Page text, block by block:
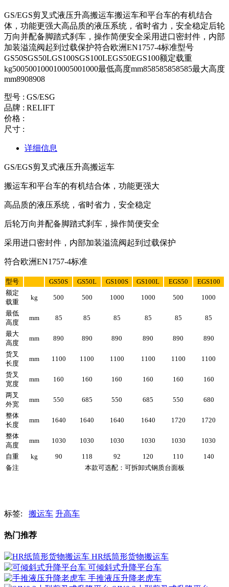
GS/EGS剪叉式液压升高搬运车搬运车和平台车的有机结合
体，功能更强大高品质的液压系统，省时省力，安全稳定后轮
万向并配备脚踏式刹车，操作简便安全采用进口密封件，内部
加装溢流阀起到过载保护符合欧洲EN1757-4标准型号
GS50SGS50LGS100SGS100LEGS50EGS100额定载重
kg500500100010005001000最低高度mm858585858585最大高度
mm8908908
型号 : GS/ESG
品牌 : RELIFT
价格 :
尺寸 :
详细信息
GS/EGS剪叉式液压升高搬运车
搬运车和平台车的有机结合体，功能更强大
高品质的液压系统，省时省力，安全稳定
后轮万向并配备脚踏式刹车，操作简便安全
采用进口密封件，内部加装溢流阀起到过载保护
符合欧洲EN1757-4标准
型号 GS50S GS50L GS100S GS100L EGS50
EGS100
额定
载重
kg 500 500 1000 1000 500 1000
最低
高度
mm 85 85 85 85 85 85
最大
高度
mm 890 890 890 890 890 890
货叉
长度
mm 1100 1100 1100 1100 1100 1100
货叉
宽度
mm 160 160 160 160 160 160
两叉
外宽
mm 550 685 550 685 550 680
整体
长度
mm 1640 1640 1640 1640 1720 1720
整体
高度
mm 1030 1030 1030 1030 1030 1030
自重 kg 90 118 92 120 110
140
备注
本款可选配：可拆卸式钢质台面板
标签: 搬运车 升高车
热门推荐
HR纸筒形货物搬运车
可倾斜式升降平台车
手推液压升降老虎车